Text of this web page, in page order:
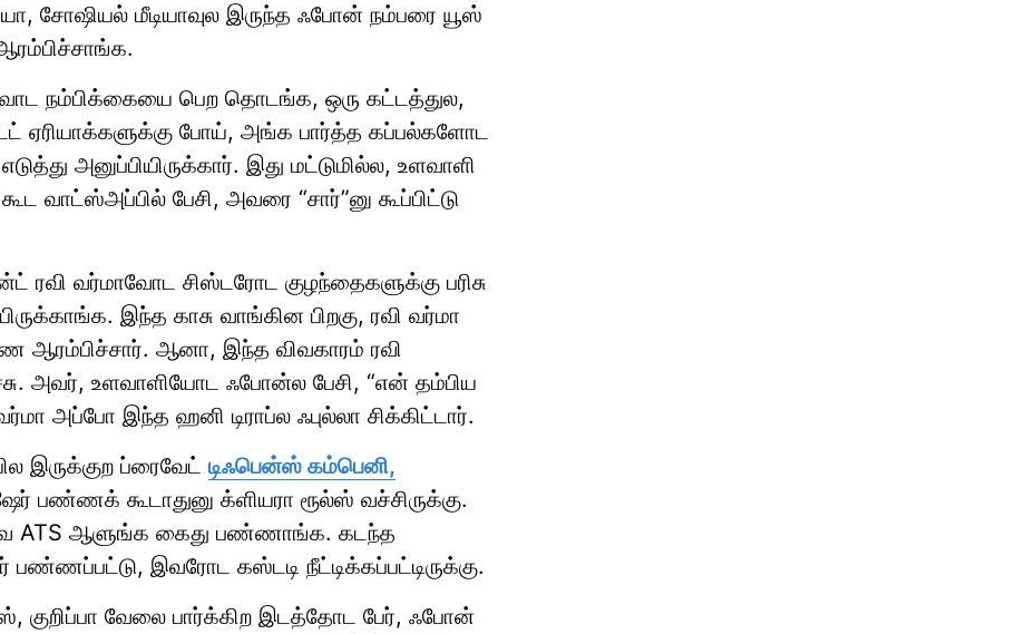
சோஷியல் மீடியாவுல இருந்த ஃபோன் நம்பரை யூஸ்
நம்பிக்கையை பெற தொடங்க, ஒரு கட்டத்துல,
ஏரியாக்களுக்கு போய், அங்க பார்த்த கப்பல்களோட
அனுப்பியிருக்கார். இது மட்டுமில்ல, உளவாளி
வாட்ஸ்அப்பில் பேசி, அவரை “சார்”னு கூப்பிட்டு
ரவி வர்மாவோட சிஸ்டரோட குழந்தைகளுக்கு பரிசு
இந்த காசு வாங்கின பிறகு, ரவி வர்மா
ஆனா, இந்த விவகாரம் ரவி
அவர், உளவாளியோட ஃபோன்ல பேசி, “என் தம்பிய
அப்போ இந்த ஹனி டிராப்ல ஃபுல்லா சிக்கிட்டார்.
இருக்குற ப்ரைவேட் டிஃபென்ஸ் கம்பெனி,
பண்ணக் கூடாதுனு க்ளியரா ரூல்ஸ் வச்சிருக்கு.
ATS ஆளுங்க கைது பண்ணாங்க. கடந்த
இவரோட கஸ்டடி நீட்டிக்கப்பட்டிருக்கு.
குறிப்பா வேலை பார்க்கிற இடத்தோட பேர், ஃபோன்